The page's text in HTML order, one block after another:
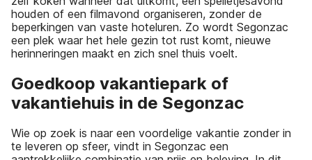
houden of een filmavond organiseren, zonder de
beperkingen van vaste hoteluren. Zo wordt Segonzac
een plek waar het hele gezin tot rust komt, nieuwe
herinneringen maakt en zich snel thuis voelt.
Goedkoop vakantiepark of
vakantiehuis in de Segonzac
Wie op zoek is naar een voordelige vakantie zonder in
te leveren op sfeer, vindt in Segonzac een